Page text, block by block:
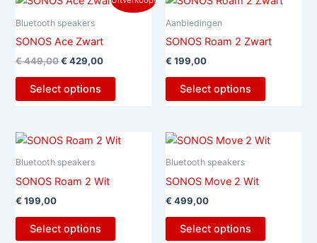
Bluetooth speakers
SONOS Ace Zwart
€449,00
was:
€ 429,00
prijs
Select options
Aanbiedingen
SONOS Roam 2 Zwart
€ 199,00
Select options
Bluetooth speakers
SONOS Roam 2 Wit
€ 199,00
Select options
Bluetooth speakers
SONOS Move 2 Wit
€ 499,00
Select options